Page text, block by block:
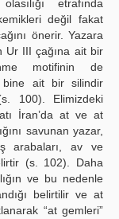
etrafında
değil fakat
önerir. Yazara
Ur III çağına ait bir
motifinin de
bine ait bir silindir
100). Elimizdeki
İran’da at ve at
savunan yazar,
arabaları, av ve
(s. 102). Daha
ve bu nedenle
belirtilir ve at
“at gemleri”